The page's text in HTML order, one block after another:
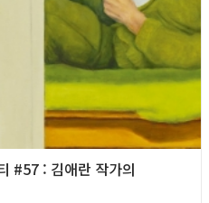
#57 : 김애란 작가의